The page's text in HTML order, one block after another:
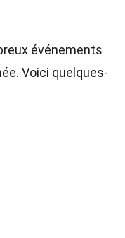
événements
Voici quelques-